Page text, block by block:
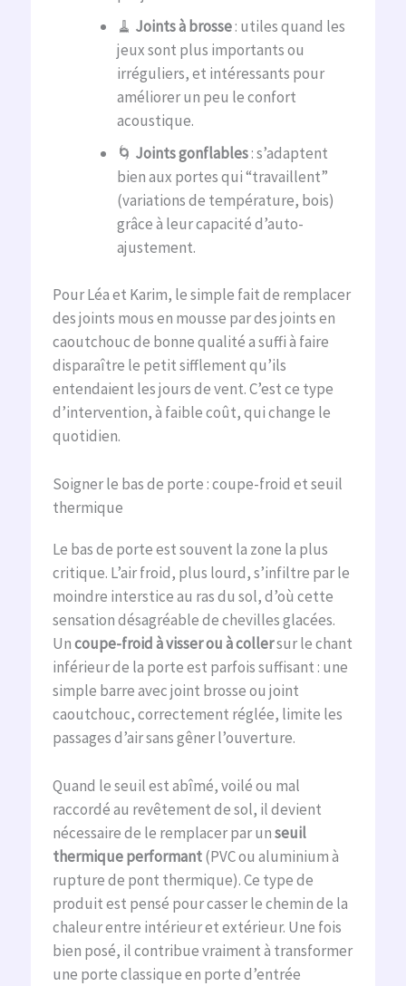
🧹 Joints à brosse: utiles quand les
jeux sont plus importants ou
irréguliers, et intéressants pour
améliorer un peu le confort
acoustique.
🌀 Joints gonflables: s’adaptent
bien aux portes qui “travaillent”
(variations de température, bois)
grâce à leur capacité d’auto-
ajustement.
Pour Léa et Karim, le simple fait de remplacer
des joints mous en mousse par des joints en
caoutchouc de bonne qualité a suffi à faire
disparaître le petit sifflement qu’ils
entendaient les jours de vent. C’est ce type
d’intervention, à faible coût, qui change le
quotidien.
Soigner le bas de porte : coupe-froid et seuil
thermique
Le bas de porte est souvent la zone la plus
critique. L’air froid, plus lourd, s’infiltre par le
moindre interstice au ras du sol, d’où cette
sensation désagréable de chevilles glacées.
Uncoupe-froid à visser ou à collersur le chant
inférieur de la porte est parfois suffisant : une
simple barre avec joint brosse ou joint
caoutchouc, correctement réglée, limite les
passages d’air sans gêner l’ouverture.
Quand le seuil est abîmé, voilé ou mal
raccordé au revêtement de sol, il devient
nécessaire de le remplacer par unseuil
thermique performant(PVC ou aluminium à
rupture de pont thermique). Ce type de
produit est pensé pour casser le chemin de la
chaleur entre intérieur et extérieur. Une fois
bien posé, il contribue vraiment à transformer
une porte classique en porte d’entrée